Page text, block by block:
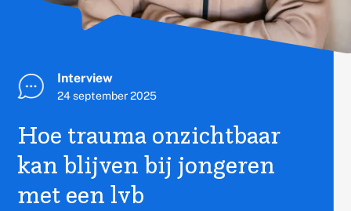
Hoe trauma onzichtbaar
kan blijven bij jongeren
met een lvb
Publicatietype:
Interview
Published
24 september 2025